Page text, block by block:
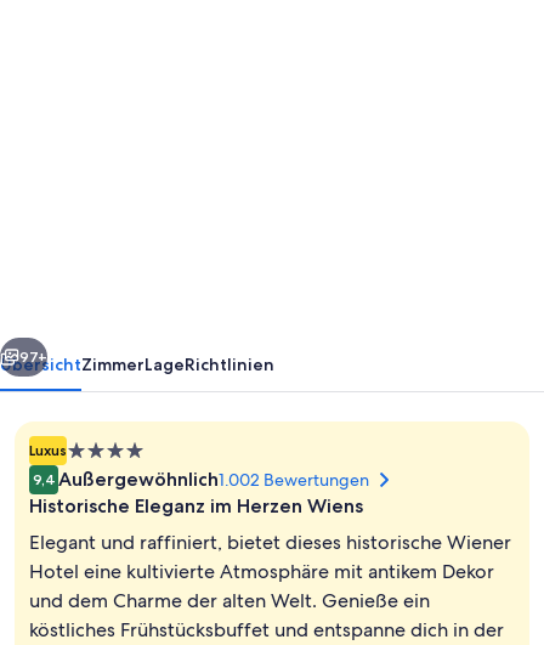
Garten
Weiter
97+
ÜbersichtZimmerLageRichtlinien
Luxus4.0-
Sterne-
Unterkunft
9,4 Außergewöhnlich1.002 Bewertungen
Historische Eleganz im Herzen Wiens
Elegant und raffiniert, bietet dieses historische Wiener
Hotel eine kultivierte Atmosphäre mit antikem Dekor
und dem Charme der alten Welt. Genieße ein
köstliches Frühstücksbuffet und entspanne dich in der